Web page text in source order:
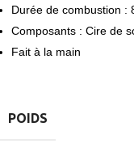
Durée de combustion :
Composants : Cire de
Fait à la main
POIDS